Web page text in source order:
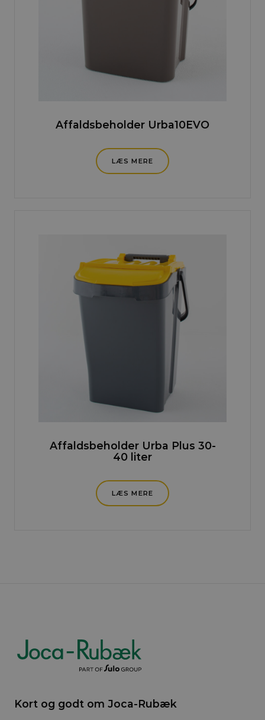
Affaldsbeholder Urba10EVO
LÆS MERE
Affaldsbeholder Urba Plus 30-
40 liter
LÆS MERE
Kort og godt om Joca-Rubæk